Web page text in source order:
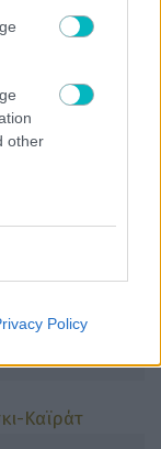
other
Policy
εαυτό»